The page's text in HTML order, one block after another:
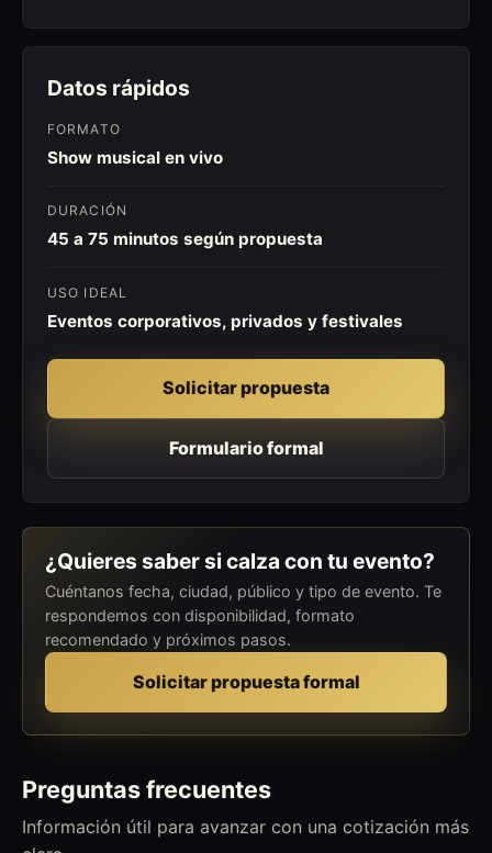
Datos rápidos
FORMATO
Show musical en vivo
DURACIÓN
45 a 75 minutos según propuesta
USO IDEAL
Eventos corporativos, privados y festivales
Solicitar propuesta
Formulario formal
¿Quieres saber si calza con tu evento?
Cuéntanos fecha, ciudad, público y tipo de evento. Te
respondemos con disponibilidad, formato
recomendado y próximos pasos.
Solicitar propuesta formal
Preguntas frecuentes
Información útil para avanzar con una cotización más